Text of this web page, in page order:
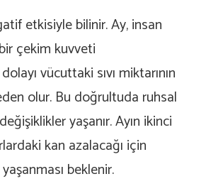
etkisiyle bilinir. Ay, insan
çekim kuvveti
vücuttaki sıvı miktarının
olur. Bu doğrultuda ruhsal
yaşanır. Ayın ikinci
kan azalacağı için
beklenir.